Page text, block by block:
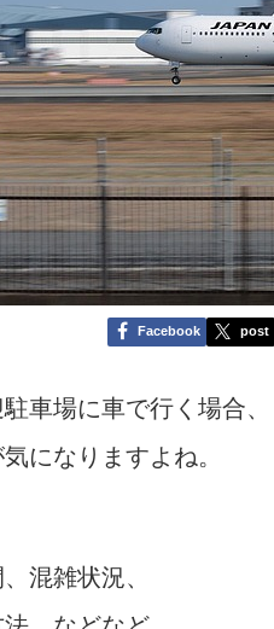
Facebook post
車場に車で行く場合、
になりますよね。
混雑状況、